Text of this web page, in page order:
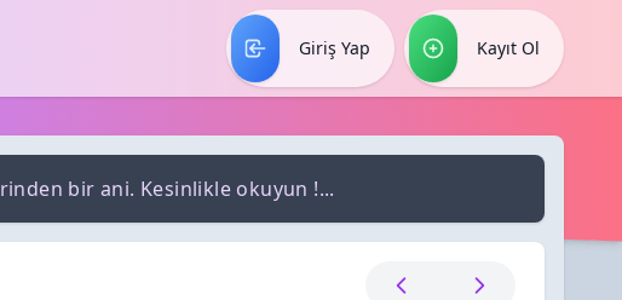
Giriş Yap Kayıt Ol
bir ani. Kesinlikle okuyun !...